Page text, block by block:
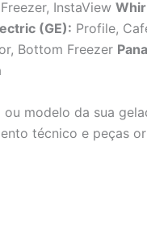
InstaView
(GE): Profile,
Bottom Freezer
modelo da sua
técnico e peças